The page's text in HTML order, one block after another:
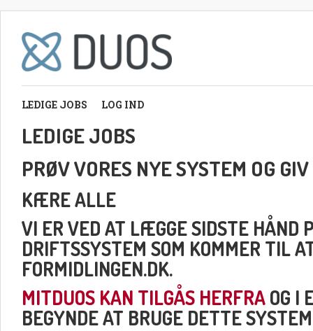
LEDIGE JOBS LOG IND
LEDIGE JOBS
PRØV VORES NYE SYSTEM OG
KÆRE ALLE
VI ER VED AT LÆGGE SIDSTE HÅND
DRIFTSSYSTEM SOM KOMMER TIL
FORMIDLINGEN.DK.
MITDUOS KAN TILGÅS HERFRAOG I
BEGYNDE AT BRUGE DETTE